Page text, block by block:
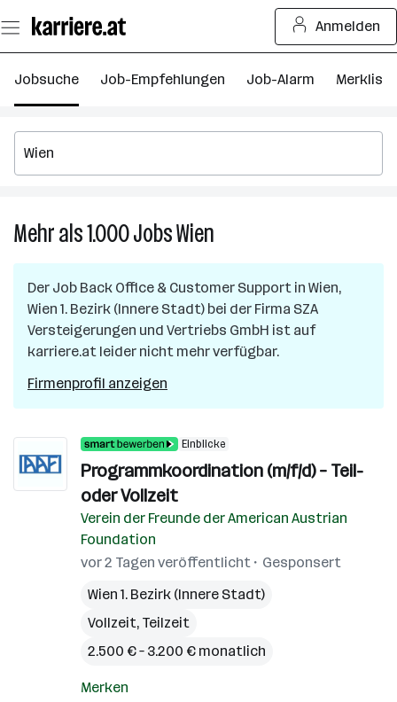
Seiteninhalt
springen
Anmelden
Jobsuche Job-Empfehlungen Job-Alarm Merkliste
Mehr als 1.000JobsWien
Jobs
in
Wien
Der Job Back Office & Customer Support in Wien,
Wien 1. Bezirk (Innere Stadt) bei der Firma SZA
Versteigerungen und Vertriebs GmbH ist auf
karriere.at leider nicht mehr verfügbar.
Firmenprofil anzeigen
Einblicke
Programmkoordination (m/f/d) – Teil-
oder Vollzeit
Verein der Freunde der American Austrian
Foundation
vor 2 Tagen veröffentlicht
Gesponsert
Wien 1. Bezirk (Innere Stadt)
Vollzeit, Teilzeit
2.500 € – 3.200 € monatlich
Merken